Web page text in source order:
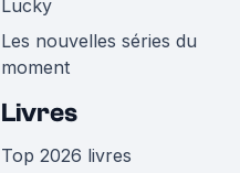
Lucky
Les nouvelles séries du
moment
Livres
Top 2026 livres